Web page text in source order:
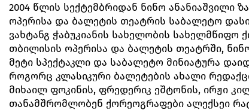
2004 წლის სექტემბრიდან ნინო ანანიაშვილი
ოპერისა და ბალეტის თეატრის საბალეტო
ვახტანგ ჭაბუკიანის სახელობის
თბილისის ოპერისა და ბალეტის თეატრში,
მეტი სპექტაკლი და საბალეტო მინიატურა
როგორც კლასიკური ბალეტების ახალი
მიხაილ ფოკინის, ფრედერიკ ეშტონის, ირჟი
თანამშრომლობენ ქორეოგრაფები ალექსეი